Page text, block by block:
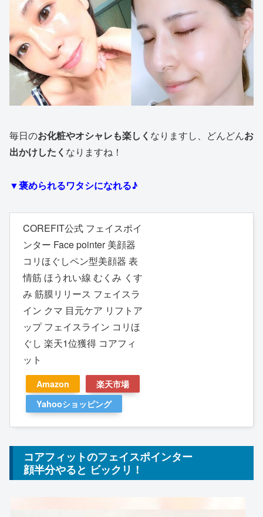
毎日のお化粧やオシャレも楽しく なりますし、どんどんお
出かけしたく なりますね！
▼褒められるワタシになれる♪
COREFIT公式 フェイスポイ
ンター Face pointer 美顔器
コリほぐしペン型美顔器 表
情筋 ほうれい線 むくみ くす
み 筋膜リリース フェイスラ
イン クマ 目元ケア リフトア
ップ フェイスライン コリほ
ぐし 楽天1位獲得 コアフィ
ット
Amazon
楽天市場
Yahooショッピング
コアフィットのフェイスポインター
顔半分やると ビックリ！